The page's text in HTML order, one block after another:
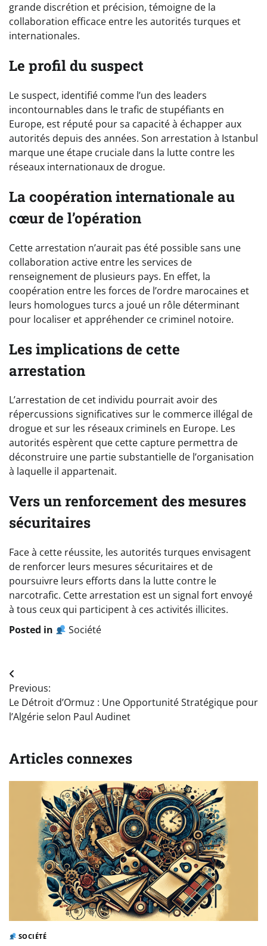
grande discrétion et précision, témoigne de la
collaboration efficace entre les autorités turques et
internationales.
Le profil du suspect
Le suspect, identifié comme l’un des leaders
incontournables dans le trafic de stupéfiants en
Europe, est réputé pour sa capacité à échapper aux
autorités depuis des années. Son arrestation à Istanbul
marque une étape cruciale dans la lutte contre les
réseaux internationaux de drogue.
La coopération internationale au
cœur de l’opération
Cette arrestation n’aurait pas été possible sans une
collaboration active entre les services de
renseignement de plusieurs pays. En effet, la
coopération entre les forces de l’ordre marocaines et
leurs homologues turcs a joué un rôle déterminant
pour localiser et appréhender ce criminel notoire.
Les implications de cette
arrestation
L’arrestation de cet individu pourrait avoir des
répercussions significatives sur le commerce illégal de
drogue et sur les réseaux criminels en Europe. Les
autorités espèrent que cette capture permettra de
déconstruire une partie substantielle de l’organisation
à laquelle il appartenait.
Vers un renforcement des mesures
sécuritaires
Face à cette réussite, les autorités turques envisagent
de renforcer leurs mesures sécuritaires et de
poursuivre leurs efforts dans la lutte contre le
narcotrafic. Cette arrestation est un signal fort envoyé
à tous ceux qui participent à ces activités illicites.
Posted in
Société
Navigation
de
l’article
Previous:
Le Détroit d’Ormuz : Une Opportunité Stratégique pour
l’Algérie selon Paul Audinet
Articles connexes
SOCIÉTÉ